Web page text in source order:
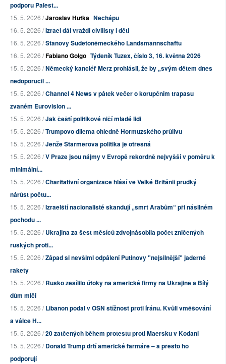
podporu Palest...
15. 5. 2026 /Jaroslav Hutka Nechápu
16. 5. 2026 /Izrael dál vraždí civilisty i děti
16. 5. 2026 /Stanovy Sudetoněmeckého Landsmannschaftu
16. 5. 2026 /Fabiano Golgo Týdeník Tuzex, číslo 3, 16. května 2026
15. 5. 2026 /Německý kancléř Merz prohlásil, že by „svým dětem dnes
nedoporučil ...
15. 5. 2026 /Channel 4 News v pátek večer o korupčním trapasu
zvaném Eurovision ...
15. 5. 2026 /Jak čeští politikové ničí mladé lidi
15. 5. 2026 /Trumpovo dilema ohledně Hormuzského průlivu
15. 5. 2026 /Jenže Starmerova politika je otřesná
15. 5. 2026 /V Praze jsou nájmy v Evropě rekordně nejvyšší v poměru k
minimální...
15. 5. 2026 /Charitativní organizace hlásí ve Velké Británii prudký
nárůst počtu...
15. 5. 2026 /Izraelští nacionalisté skandují „smrt Arabům“ při násilném
pochodu ...
15. 5. 2026 /Ukrajina za šest měsíců zdvojnásobila počet zničených
ruských proti...
15. 5. 2026 /Západ si nevšiml odpálení Putinovy "nejsilnější" jaderné
rakety
15. 5. 2026 /Rusko zesílilo útoky na americké firmy na Ukrajině a Bílý
dům mlčí
15. 5. 2026 /Libanon podal v OSN stížnost proti Íránu. Kvůli vměšování
a válce H...
15. 5. 2026 /20 zatčených během protestu proti Maersku v Kodani
15. 5. 2026 /Donald Trump drtí americké farmáře – a přesto ho
podporují